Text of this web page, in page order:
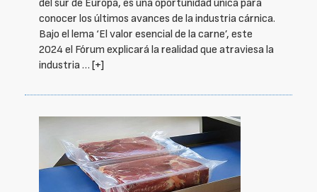
del sur de Europa, es una oportunidad única para
conocer los últimos avances de la industria cárnica.
Bajo el lema ‘El valor esencial de la carne’, este
2024 el Fórum explicará la realidad que atraviesa la
industria … [+]